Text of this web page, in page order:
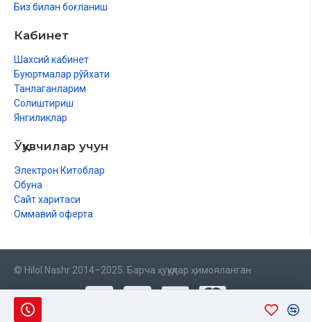
Биз билан боғланиш
Кабинет
Шахсий кабинет
Буюртмалар рўйхати
Танлаганларим
Солиштириш
Янгиликлар
Ўқувчилар учун
Электрон Китоблар
Обуна
Сайт харитаси
Оммавий оферта
© Hilol Nashr 2014–2025. Барча ҳуқуқлар ҳимояланган